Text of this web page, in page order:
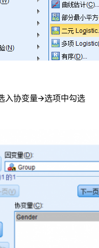
入协变量🡪选项中勾选